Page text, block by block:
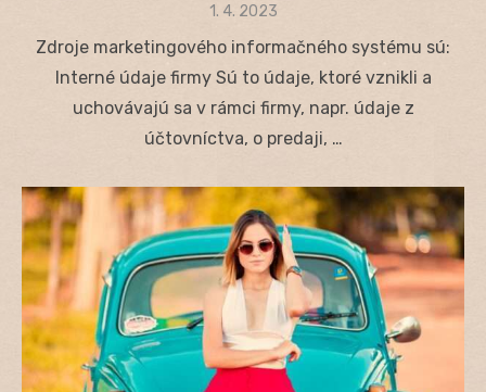
Posted
1. 4. 2023
Zdroje marketingového informačného systému sú:
Interné údaje firmy Sú to údaje, ktoré vznikli a
uchovávajú sa v rámci firmy, napr. údaje z
účtovníctva, o predaji, …